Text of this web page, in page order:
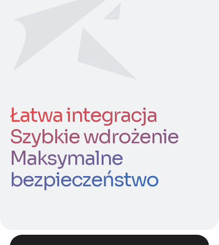
Łatwa integracja
Szybkie wdrożenie
Maksymalne
bezpieczeństwo